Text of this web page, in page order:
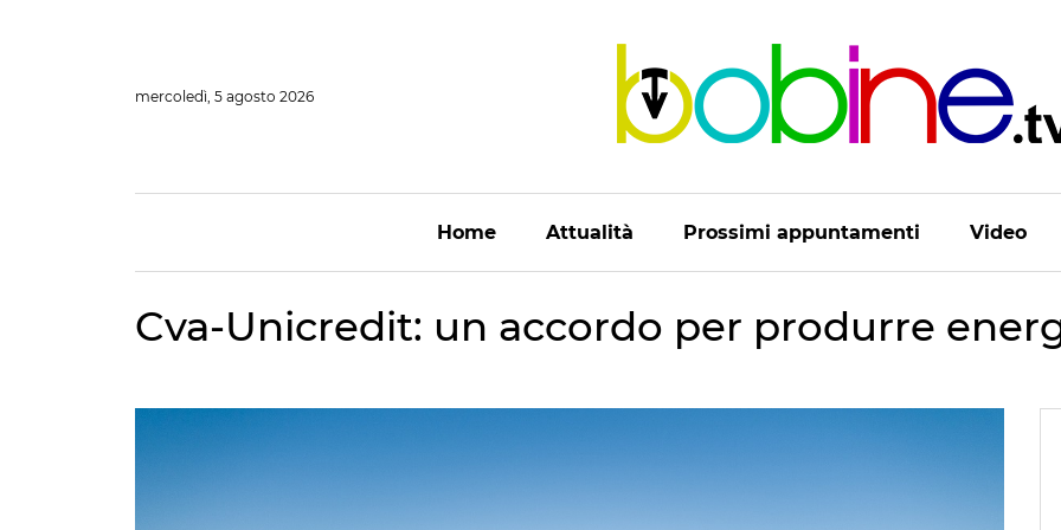
mercoledì, 5 agosto 2026
Home Attualità Prossimi appuntamenti Video
Cva-Unicredit: un accordo per produrre